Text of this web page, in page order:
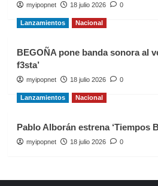
myipopnet 18 julio 2026 0
Lanzamientos Nacional
BEGOÑA pone banda sonora al
f3sta’
myipopnet 18 julio 2026 0
Lanzamientos Nacional
Pablo Alborán estrena ‘Tiempos
myipopnet 18 julio 2026 0